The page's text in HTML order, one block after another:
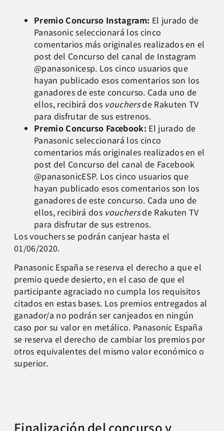
Premio Concurso Instagram: El jurado de
Panasonic seleccionará los cinco
comentarios más originales realizados en el
post del Concurso del canal de Instagram
@panasonicesp. Los cinco usuarios que
hayan publicado esos comentarios son los
ganadores de este concurso. Cada uno de
ellos, recibirá dos vouchersde Rakuten TV
para disfrutar de sus estrenos.
Premio Concurso Facebook: El jurado de
Panasonic seleccionará los cinco
comentarios más originales realizados en el
post del Concurso del canal de Facebook
@panasonicESP. Los cinco usuarios que
hayan publicado esos comentarios son los
ganadores de este concurso. Cada uno de
ellos, recibirá dos vouchersde Rakuten TV
para disfrutar de sus estrenos.
Los vouchers se podrán canjear hasta el
01/06/2020.
Panasonic España se reserva el derecho a que el
premio quede desierto, en el caso de que el
participante agraciado no cumpla los requisitos
citados en estas bases. Los premios entregados al
ganador/a no podrán ser canjeados en ningún
caso por su valor en metálico. Panasonic España
se reserva el derecho de cambiar los premios por
otros equivalentes del mismo valor económico o
superior.
Finalización del concurso y